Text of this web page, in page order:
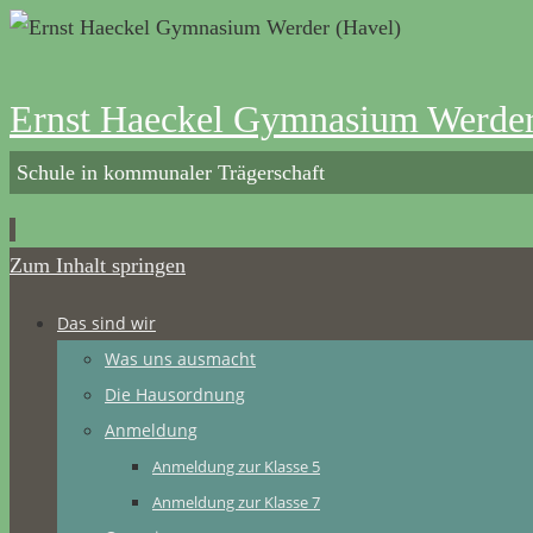
Ernst Haeckel Gymnasium
Schule in kommunaler Trägerschaft
Zum Inhalt springen
Das sind wir
Was uns ausmacht
Die Hausordnung
Anmeldung
Anmeldung zur Klasse 5
Anmeldung zur Klasse 7